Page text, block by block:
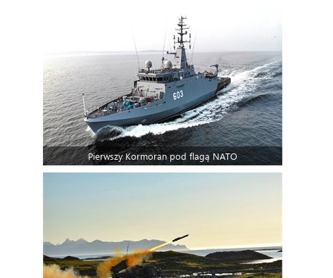
Pierwszy Kormoran pod flagą NATO